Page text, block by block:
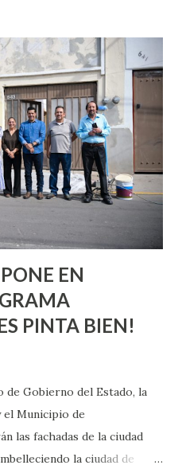
saber. Pero incluso
sexuales no son expertos
hay algo nuevo que
que conocer. Si eres una
sexuales, tal vez
y no puedas esperar para
persona con
mejor cuando ambas partes
EN
PINTA BIEN!
de Gobierno del Estado, la
el Municipio de
las fachadas de la ciudad
la ciudad de